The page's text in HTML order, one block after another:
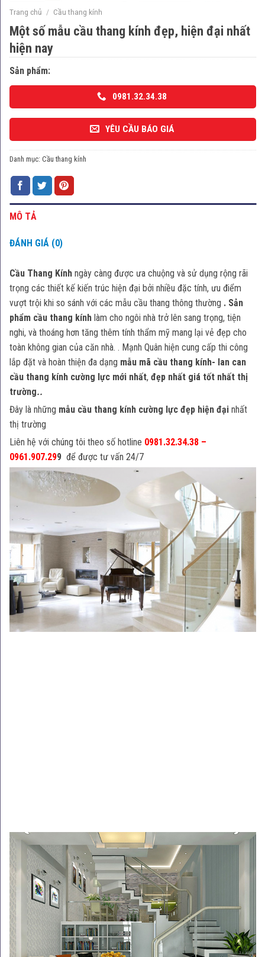
Trang chủ / Cầu thang kính
Một số mẫu cầu thang kính đẹp, hiện đại nhất
hiện nay
Sản phẩm:
0981.32.34.38
YÊU CẦU BÁO GIÁ
Danh mục: Cầu thang kính
MÔ TẢ
ĐÁNH GIÁ (0)
Cầu Thang Kính ngày càng được ưa chuộng và sử dụng rộng rãi
trọng các thiết kế kiến trúc hiện đại bởi nhiều đặc tính, ưu điểm
vượt trội khi so sánh với các mẫu cầu thang thông thường . Sản
phẩm cầu thang kính làm cho ngôi nhà trở lên sang trọng, tiện
nghi, và thoáng hơn tăng thêm tính thẩm mỹ mang lại vẻ đẹp cho
toàn không gian của căn nhà. . Mạnh Quân hiện cung cấp thi công
lắp đặt và hoàn thiện đa dạng mẫu mã cầu thang kính- lan can
cầu thang kính cường lực mới nhất, đẹp nhất giá tốt nhất thị
trường..
Đây là những mẫu cầu thang kính cường lực đẹp hiện đại nhất
thị trường
Liên hệ với chúng tôi theo số hotline 0981.32.34.38 –
0961.907.299 để được tư vấn 24/7